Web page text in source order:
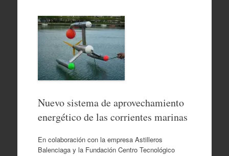
Nuevo sistema de aprovechamiento
energético de las corrientes marinas
En colaboración con la empresa Astilleros
Balenciaga y la Fundación Centro Tecnológico